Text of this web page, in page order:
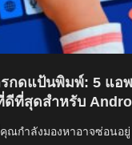
กดแป้นพิมพ์: 5 แอ
ที่สุดสำหรับ
ณกำลังมองหาอาจซ่อนอยู่